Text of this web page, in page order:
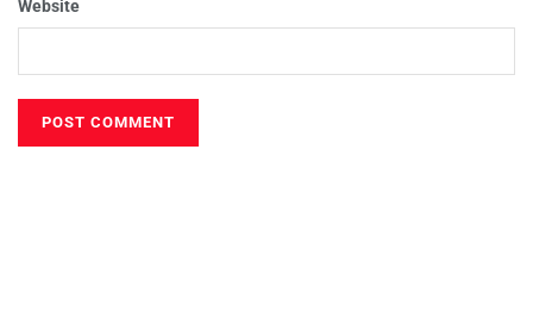
Website